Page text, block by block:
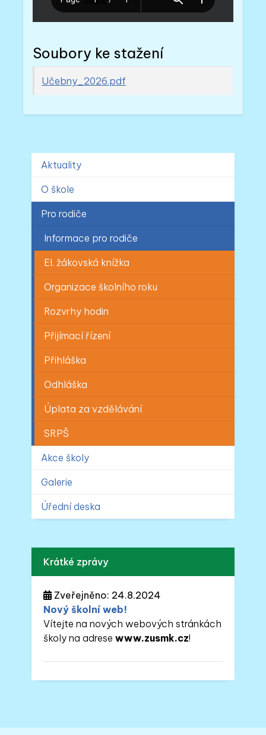
Soubory ke stažení
Učebny_2026.pdf
Aktuality
O škole
Pro rodiče
Informace pro rodiče
El. žákovská knížka
Organizace školního roku
Rozvrhy hodin
Přijímací řízení
Přihláška
Odhláška
Úplata za vzdělávání
SRPŠ
Akce školy
Galerie
Úřední deska
Krátké zprávy
Zveřejněno: 24.8.2024
Nový školní web!
Vítejte na nových webových stránkách
školy na adresewww.zusmk.cz!